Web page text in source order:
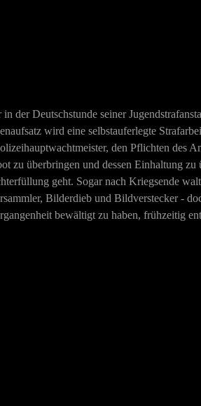
der Deutschstunde seiner
wird eine selbstauferlegte
den Pflichten des
zu überbringen und dessen Einhaltung
geht. Sogar nach Kriegsende
Bilderdieb und Bildverstecker -
bewältigt zu haben, frühzeitig